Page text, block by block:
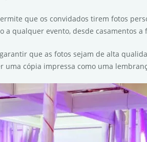
que os convidados tirem fotos
qualquer evento, desde casamentos a
que as fotos sejam de alta
cópia impressa como uma